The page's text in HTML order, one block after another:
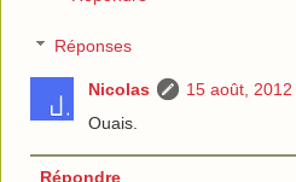
Réponses
Nicolas
15 août,
Ouais.
Répondre